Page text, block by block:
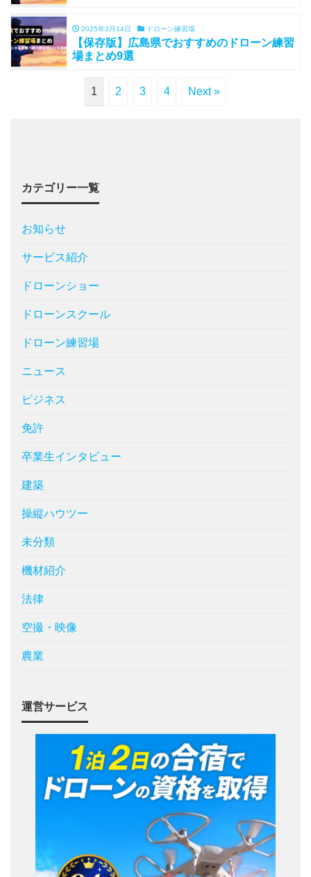
2025年3月14日 ドローン練習場
【保存版】広島県でおすすめのドローン練習
場まとめ9選
1 2 3 4 Next »
カテゴリー一覧
お知らせ
サービス紹介
ドローンショー
ドローンスクール
ドローン練習場
ニュース
ビジネス
免許
卒業生インタビュー
建築
操縦ハウツー
未分類
機材紹介
法律
空撮・映像
農業
運営サービス